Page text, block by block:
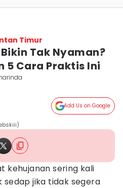
Timur
Tak Nyaman?
5 Cara Praktis Ini
Add Us on Google
kehujanan sering kali
jika tidak segera